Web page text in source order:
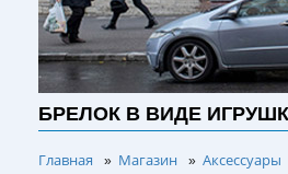
БРЕЛОК В ВИДЕ
Главная » Магазин » Аксессуары